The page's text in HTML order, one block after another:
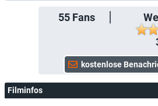
55Fans
Filminfos